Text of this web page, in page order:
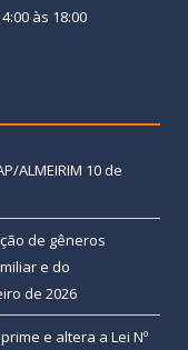
às 18:00
ALMEIRIM 10 de
de gêneros
e do
de 2026
e altera a Lei Nº